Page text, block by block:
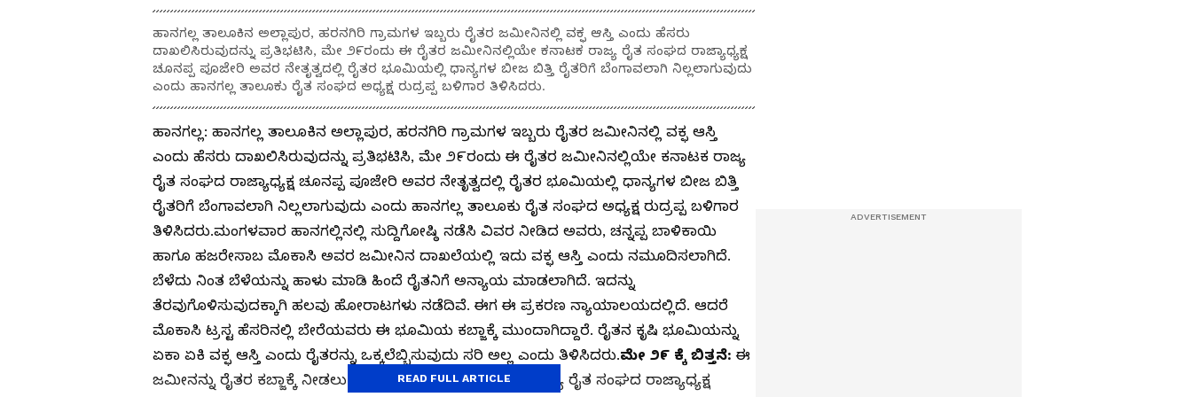
ಹಾನಗಲ್ಲ ತಾಲೂಕಿನ ಅಲ್ಲಾಪುರ, ಹರನಗಿರಿ ಗ್ರಾಮಗಳ ಇಬ್ಬರು ರೈತರ ಜಮೀನಿನಲ್ಲಿ ವಕ್ಫ ಆಸ್ತಿ ಎಂದು ಹೆಸರು
ದಾಖಲಿಸಿರುವುದನ್ನು ಪ್ರತಿಭಟಿಸಿ, ಮೇ ೨೯ರಂದು ಈ ರೈತರ ಜಮೀನಿನಲ್ಲಿಯೇ ಕನಾಟಕ ರಾಜ್ಯ ರೈತ ಸಂಘದ ರಾಜ್ಯಾಧ್ಯಕ್ಷ
ಚೂನಪ್ಪ ಪೂಜೇರಿ ಅವರ ನೇತೃತ್ವದಲ್ಲಿ ರೈತರ ಭೂಮಿಯಲ್ಲಿ ಧಾನ್ಯಗಳ ಬೀಜ ಬಿತ್ತಿ ರೈತರಿಗೆ ಬೆಂಗಾವಲಾಗಿ ನಿಲ್ಲಲಾಗುವುದು
ಎಂದು ಹಾನಗಲ್ಲ ತಾಲೂಕು ರೈತ ಸಂಘದ ಅಧ್ಯಕ್ಷ ರುದ್ರಪ್ಪ ಬಳಿಗಾರ ತಿಳಿಸಿದರು.
ಹಾನಗಲ್ಲ: ಹಾನಗಲ್ಲ ತಾಲೂಕಿನ ಅಲ್ಲಾಪುರ, ಹರನಗಿರಿ ಗ್ರಾಮಗಳ ಇಬ್ಬರು ರೈತರ ಜಮೀನಿನಲ್ಲಿ ವಕ್ಫ ಆಸ್ತಿ
ಎಂದು ಹೆಸರು ದಾಖಲಿಸಿರುವುದನ್ನು ಪ್ರತಿಭಟಿಸಿ, ಮೇ ೨೯ರಂದು ಈ ರೈತರ ಜಮೀನಿನಲ್ಲಿಯೇ ಕನಾಟಕ ರಾಜ್ಯ
ರೈತ ಸಂಘದ ರಾಜ್ಯಾಧ್ಯಕ್ಷ ಚೂನಪ್ಪ ಪೂಜೇರಿ ಅವರ ನೇತೃತ್ವದಲ್ಲಿ ರೈತರ ಭೂಮಿಯಲ್ಲಿ ಧಾನ್ಯಗಳ ಬೀಜ ಬಿತ್ತಿ
ರೈತರಿಗೆ ಬೆಂಗಾವಲಾಗಿ ನಿಲ್ಲಲಾಗುವುದು ಎಂದು ಹಾನಗಲ್ಲ ತಾಲೂಕು ರೈತ ಸಂಘದ ಅಧ್ಯಕ್ಷ ರುದ್ರಪ್ಪ ಬಳಿಗಾರ
ತಿಳಿಸಿದರು.ಮಂಗಳವಾರ ಹಾನಗಲ್ಲಿನಲ್ಲಿ ಸುದ್ದಿಗೋಷ್ಠಿ ನಡೆಸಿ ವಿವರ ನೀಡಿದ ಅವರು, ಚನ್ನಪ್ಪ ಬಾಳಿಕಾಯಿ
ಹಾಗೂ ಹಜರೇಸಾಬ ಮೊಕಾಸಿ ಅವರ ಜಮೀನಿನ ದಾಖಲೆಯಲ್ಲಿ ಇದು ವಕ್ಫ ಆಸ್ತಿ ಎಂದು ನಮೂದಿಸಲಾಗಿದೆ.
ಬೆಳೆದು ನಿಂತ ಬೆಳೆಯನ್ನು ಹಾಳು ಮಾಡಿ ಹಿಂದೆ ರೈತನಿಗೆ ಅನ್ಯಾಯ ಮಾಡಲಾಗಿದೆ. ಇದನ್ನು
ತೆರವುಗೊಳಿಸುವುದಕ್ಕಾಗಿ ಹಲವು ಹೋರಾಟಗಳು ನಡೆದಿವೆ. ಈಗ ಈ ಪ್ರಕರಣ ನ್ಯಾಯಾಲಯದಲ್ಲಿದೆ. ಆದರೆ
ಮೊಕಾಸಿ ಟ್ರಸ್ಟ ಹೆಸರಿನಲ್ಲಿ ಬೇರೆಯವರು ಈ ಭೂಮಿಯ ಕಬ್ಜಾಕ್ಕೆ ಮುಂದಾಗಿದ್ದಾರೆ. ರೈತನ ಕೃಷಿ ಭೂಮಿಯನ್ನು
ಏಕಾ ಏಕಿ ವಕ್ಫ ಆಸ್ತಿ ಎಂದು ರೈತರನ್ನು ಒಕ್ಕಲೆಬ್ಬಿಸುವುದು ಸರಿ ಅಲ್ಲ ಎಂದು ತಿಳಿಸಿದರು.ಮೇ ೨೯ ಕ್ಕೆ ಬಿತ್ತನೆ:ಈ
ಜಮೀನನ್ನು ರೈತರ ಕಬ್ಜಾಕ್ಕೆ ನೀಡಲು ಇದೇ ಮೇ ೨೯ರಂದು ಕರ್ನಾಟಕ ರಾಜ್ಯ ರೈತ ಸಂಘದ ರಾಜ್ಯಾಧ್ಯಕ್ಷ
READ FULL ARTICLE